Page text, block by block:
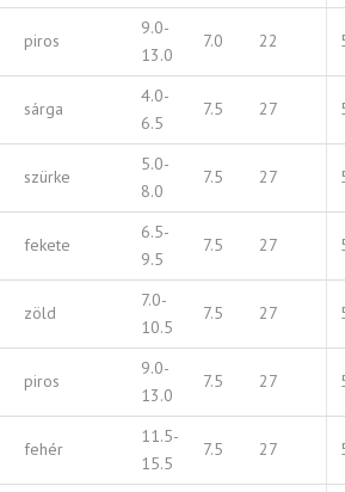
piros
9.0-
13.0
7.0 22
sárga
4.0-
6.5
7.5 27
szürke
5.0-
8.0
7.5 27
fekete
6.5-
9.5
7.5 27
zöld
7.0-
10.5
7.5 27
piros
9.0-
13.0
7.5 27
fehér
11.5-
15.5
7.5 27